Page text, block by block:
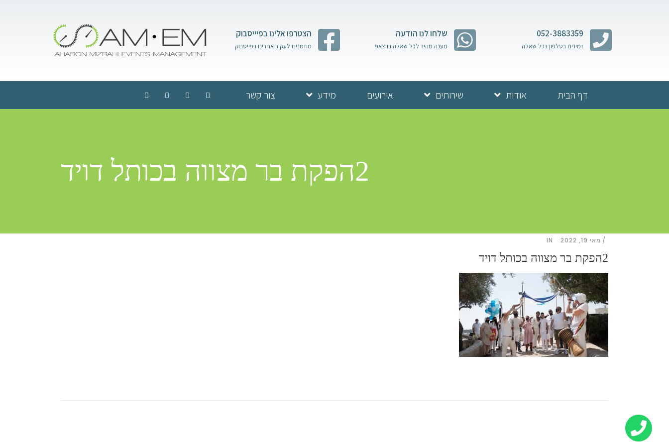
052-3883359
זמינים בטלפון בכל שאלה
שלחו לנו הודעה
מענה מהיר לכל שאלה בווצאפ
הצטרפו אלינו בפיייסבוק
מוזמנים לעקוב אחרינו בפייסבוק
דף הבית אודות שירותים אירועים מידע צור קשר
2הפקת בר מצווה בכותל דויד
מאי 19, 2022 IN
2הפקת בר מצווה בכותל דויד